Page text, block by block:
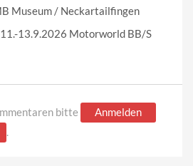
Museum / Neckartailfingen
13.9.2026 Motorworld BB/S
bitte
Anmelden
.